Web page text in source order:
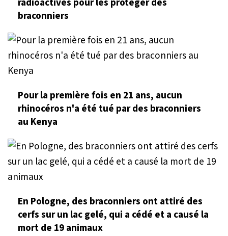
braconniers
Pour la première fois en 21 ans, aucun
rhinocéros n'a été tué par des braconniers
au Kenya
En Pologne, des braconniers ont attiré des
cerfs sur un lac gelé, qui a cédé et a causé la
mort de 19 animaux